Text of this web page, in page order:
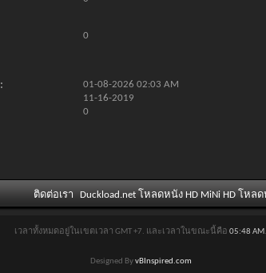
0
01-08-202602:03 AM
11-16-2019
0
ติดต่อเรา Duckload.net โหลดหนัง HD MiNi HD โห
เวลาทั้งหมดอยู่ในเขตเวลา GMT +7. และเวลาในขณะนี้คือ 05:48 AM.
Designed ByvBInspired.com